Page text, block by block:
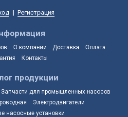
| Регистрация
О компании Доставка
Оплата
Контакты
продукции
Запчасти для промышленных насосов
Электродвигатели
насосные установки